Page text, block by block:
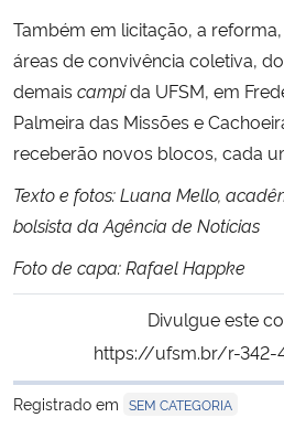
Também em licitação, a
áreas de convivência coletiva,
demais campida UFSM, em
Palmeira das Missões e
receberão novos blocos, cada
Texto e fotos: Luana Mello,
bolsista da Agência de Notícias
Foto de capa: Rafael Happke
Divulgue este
https://ufsm.br/r-342-
Registrado em SEM CATEGORIA